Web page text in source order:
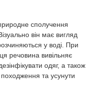
сполучення
він має вигляд
у воді. При
речовина вивільняє
одяг, а також
та усунути